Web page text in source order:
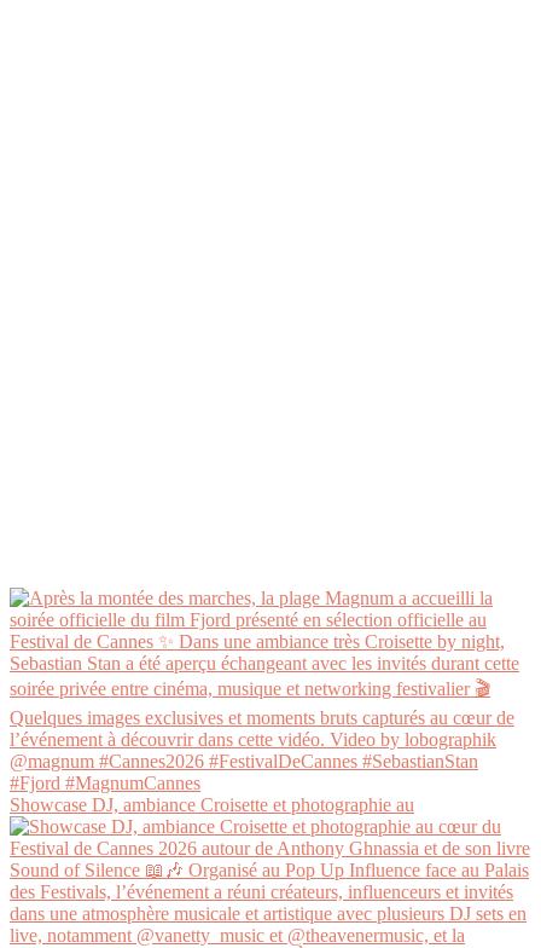
Showcase DJ, ambiance Croisette et photographie au